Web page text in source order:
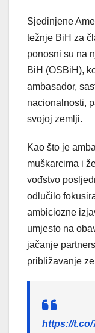
Sjedinjene
težnje BiH za
ponosni su na
BiH (OSBiH),
ambasador,
nacionalnosti,
svojoj zemlji.
Kao što je
muškarcima i
vođstvo
odlučilo
ambiciozne
umjesto na
jačanje
približavanje
https://